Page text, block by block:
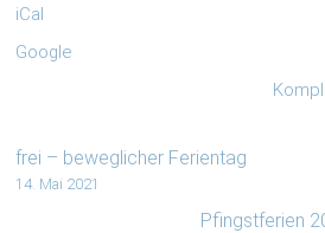
2021
iCal
Google
frei – beweglicher Ferientag
14. Mai 2021
Pfingstferien